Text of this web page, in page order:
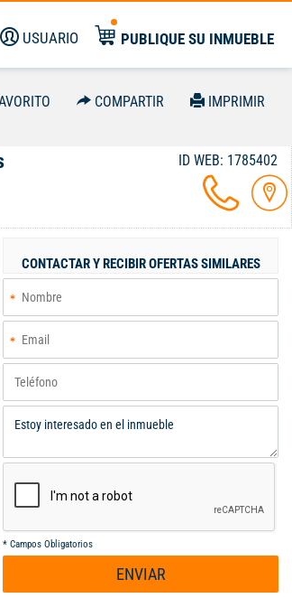
USUARIO PUBLIQUE SU INMUEBLE
COMPARTIR IMPRIMIR
ID WEB: 1785402
CONTACTAR Y RECIBIR OFERTAS SIMILARES
* Campos Obligatorios
ENVIAR